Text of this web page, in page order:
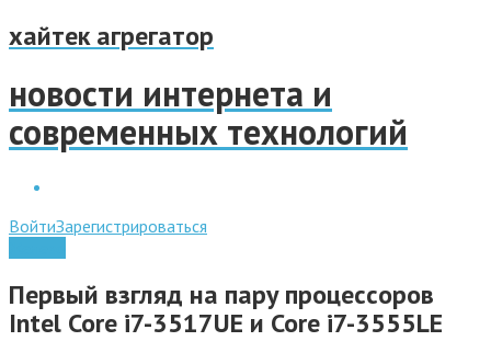
хайтек агрегатор
новости интернета и
современных технологий
ВойтиЗарегистрироваться
Первый взгляд на пару процессоров
Intel Core i7-3517UE и Core i7-3555LE